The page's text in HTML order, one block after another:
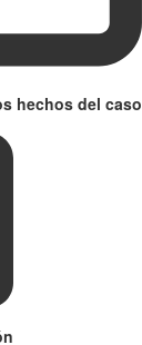
hechos del caso